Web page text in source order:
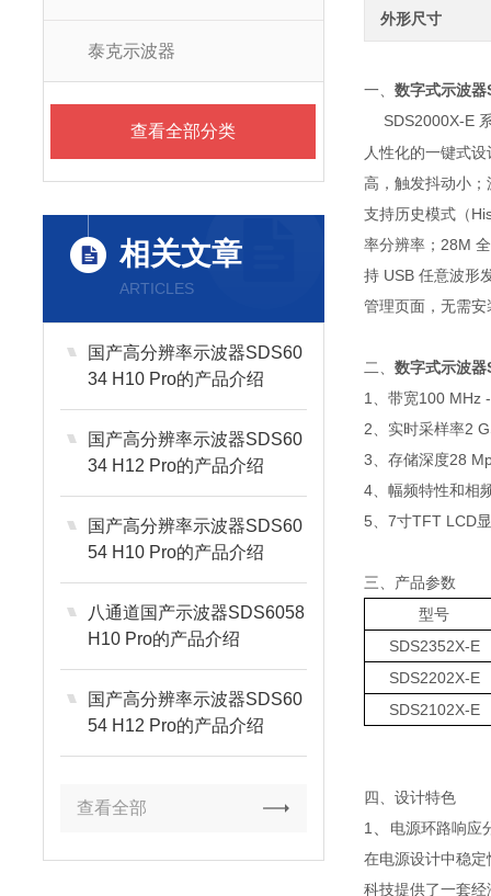
泰克示波器
查看全部分类
相关文章
ARTICLES
国产高分辨率示波器SDS60
34 H10 Pro的产品介绍
国产高分辨率示波器SDS60
34 H12 Pro的产品介绍
国产高分辨率示波器SDS60
54 H10 Pro的产品介绍
八通道国产示波器SDS6058
H10 Pro的产品介绍
国产高分辨率示波器SDS60
54 H12 Pro的产品介绍
查看全部
外形尺寸
一、数字式示波
SDS2000X-E
人性化的一键式
高，触发抖动小
支持历史模式（
率分辨率；28M
持 USB 任意波形
管理页面，无需
二、数字式示波
1、带宽100 MHz
2、实时采样率2
3、存储深度28
4、幅频特性和相
5、7寸TFT LCD
三、产品参数
型号
SDS2352X-E
SDS2202X-E
SDS2102X-E
四、设计特色
1
电源环路响应
在电源设计中稳
科技提供了一套